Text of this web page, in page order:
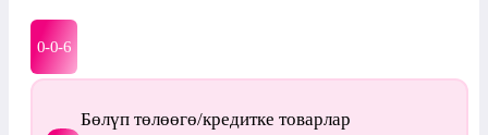
0-0-6
Бөлүп төлөөгө/кредитке товарлар